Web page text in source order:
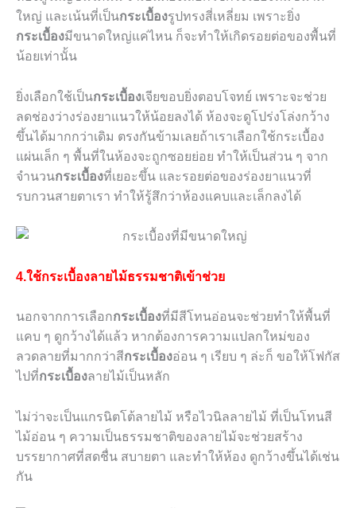
ใหญ่ และเน้นที่เป็นกระเบื้องรูปทรงสี่เหลี่ยม เพราะยิ่ง
กระเบื้องมีขนาดใหญ่แค่ไหน ก็จะทำให้เกิดรอยต่อของพื้นที่
น้อยเท่านั้น
ยิ่งเลือกใช้เป็นกระเบื้องเจียขอบยิ่งตอบโจทย์ เพราะจะช่วย
ลดช่องว่างร่องยาแนวให้น้อยลงได้ ห้องจะดูโปร่งโล่งกว้าง
ขึ้นได้มากกว่าเดิม ตรงกันข้ามเลยถ้าเราเลือกใช้กระเบื้อง
แผ่นเล็ก ๆ พื้นที่ในห้องจะถูกซอยย่อย ทำให้เป็นส่วน ๆ จาก
จำนวนกระเบื้องที่เยอะขึ้น และรอยต่อของร่องยาแนวที่
รบกวนสายตาเรา ทำให้รู้สึกว่าห้องแคบและเล็กลงได้
4.ใช้กระเบื้องลายไม้ธรรมชาติเข้าช่วย
นอกจากการเลือกกระเบื้องที่มีสีโทนอ่อนจะช่วยทำให้พื้นที่
แคบ ๆ ดูกว้างได้แล้ว หากต้องการความแปลกใหม่ของ
ลวดลายที่มากกว่าสีกระเบื้องอ่อน ๆ เรียบ ๆ ล่ะก็ ขอให้โฟกัส
ไปที่กระเบื้องลายไม้เป็นหลัก
ไม่ว่าจะเป็นแกรนิตโต้ลายไม้ หรือไวนิลลายไม้ ที่เป็นโทนสี
ไม้อ่อน ๆ ความเป็นธรรมชาติของลายไม้จะช่วยสร้าง
บรรยากาศที่สดชื่น สบายตา และทำให้ห้อง ดูกว้างขึ้นได้เช่น
กัน